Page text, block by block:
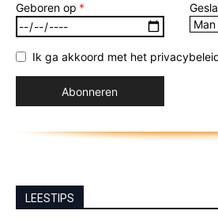
Geboren op
Ik ga akkoord met het
LEESTIPS